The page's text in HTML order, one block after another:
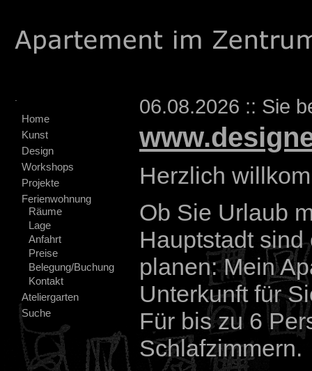
Home
Kunst
Design
Workshops
Projekte
Ferienwohnung
Räume
Lage
Anfahrt
Preise
Belegung/Buchung
Kontakt
Ateliergarten
Suche
06.08.2026 :: Sie
Herzlich
Ob Sie Urlaub
Hauptstadt
planen: Mein
Unterkunft für
Für bis zu 6
Schlafzimmern.